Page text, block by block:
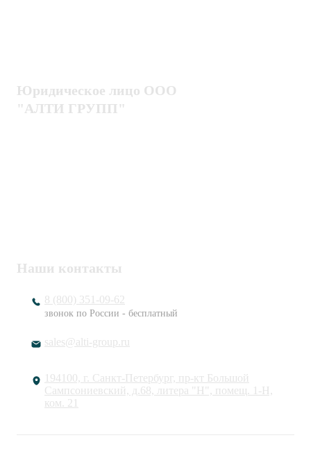
Юридическое лицо ООО
"АЛТИ ГРУПП"
Наши контакты
8 (800) 351-09-62
звонок по России - бесплатный
sales@alti-group.ru
194100, г. Санкт-Петербург, пр-кт Большой
Сампсониевский, д.68, литера "Н", помещ. 1-Н,
ком. 21